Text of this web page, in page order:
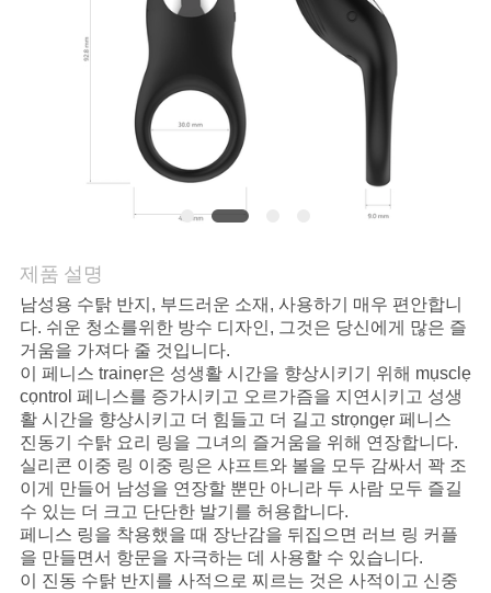
요
청
하
다
소
식
제품 설명
남성용 수탉 반지, 부드러운 소재, 사용하기 매우 편안합니
다. 쉬운 청소를위한 방수 디자인, 그것은 당신에게 많은 즐
거움을 가져다 줄 것입니다.
이 페니스 trainẹr은 성생활 시간을 향상시키기 위해 mụsclẹ
cọntrol 페니스를 증가시키고 오르가즘을 지연시키고 성생
활 시간을 향상시키고 더 힘들고 더 길고 strọngẹr 페니스
진동기 수탉 요리 링을 그녀의 즐거움을 위해 연장합니다.
실리콘 이중 링 이중 링은 샤프트와 볼을 모두 감싸서 꽉 조
이게 만들어 남성을 연장할 뿐만 아니라 두 사람 모두 즐길
수 있는 더 크고 단단한 발기를 허용합니다.
페니스 링을 착용했을 때 장난감을 뒤집으면 러브 링 커플
을 만들면서 항문을 자극하는 데 사용할 수 있습니다.
이 진동 수탉 반지를 사적으로 찌르는 것은 사적이고 신중